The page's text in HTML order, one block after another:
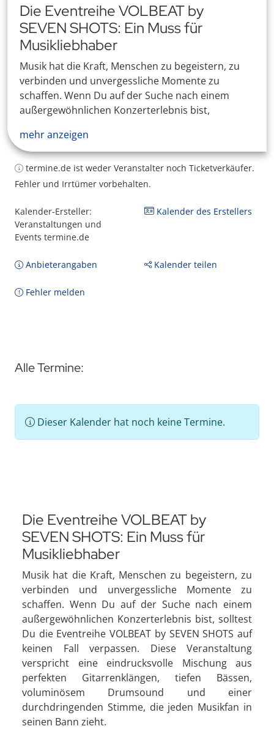
Die Eventreihe VOLBEAT by
SEVEN SHOTS: Ein Muss für
Musikliebhaber
Musik hat die Kraft, Menschen zu begeistern, zu
verbinden und unvergessliche Momente zu
schaffen. Wenn Du auf der Suche nach einem
außergewöhnlichen Konzerterlebnis bist,
mehr anzeigen
termine.de ist weder Veranstalter noch Ticketverkäufer.
Fehler und Irrtümer vorbehalten.
Kalender-Ersteller:
Veranstaltungen und
Events termine.de
Kalender des Erstellers
Anbieterangaben Kalender teilen
Fehler melden
Alle Termine:
Dieser Kalender hat noch keine Termine.
Die Eventreihe VOLBEAT by
SEVEN SHOTS: Ein Muss für
Musikliebhaber
Musik hat die Kraft, Menschen zu begeistern, zu
verbinden und unvergessliche Momente zu
schaffen. Wenn Du auf der Suche nach einem
außergewöhnlichen Konzerterlebnis bist, solltest
Du die Eventreihe VOLBEAT by SEVEN SHOTS auf
keinen Fall verpassen. Diese Veranstaltung
verspricht eine eindrucksvolle Mischung aus
perfekten Gitarrenklängen, tiefen Bässen,
voluminösem Drumsound und einer
durchdringenden Stimme, die jeden Musikfan in
seinen Bann zieht.